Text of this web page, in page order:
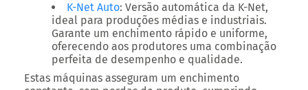
K-Net Auto: Versão automática da K-Net,
ideal para produções médias e industriais.
Garante um enchimento rápido e uniforme,
oferecendo aos produtores uma combinação
perfeita de desempenho e qualidade.
Estas máquinas asseguram um enchimento